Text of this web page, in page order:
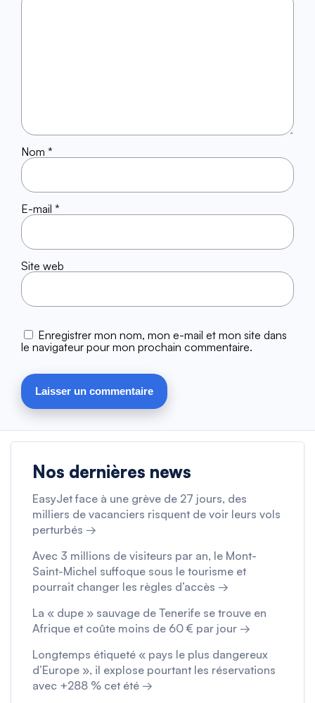
Nom *
E-mail *
Site web
Enregistrer mon nom, mon e-mail et mon site dans
le navigateur pour mon prochain commentaire.
Nos dernières news
EasyJet face à une grève de 27 jours, des
milliers de vacanciers risquent de voir leurs vols
perturbés →
Avec 3 millions de visiteurs par an, le Mont-
Saint-Michel suffoque sous le tourisme et
pourrait changer les règles d’accès →
La « dupe » sauvage de Tenerife se trouve en
Afrique et coûte moins de 60 € par jour →
Longtemps étiqueté « pays le plus dangereux
d’Europe », il explose pourtant les réservations
avec +288 % cet été →